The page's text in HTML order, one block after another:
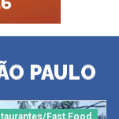
PAULO
Fast Food